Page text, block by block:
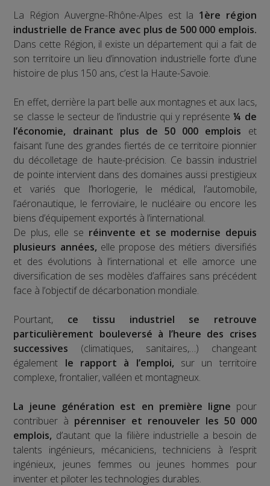
La Région Auvergne-Rhône-Alpes est la 1ère région
industrielle de France avec plus de 500 000 emplois.
Dans cette Région, il existe un département qui a fait de
son territoire un lieu d’innovation industrielle forte d’une
histoire de plus 150 ans, c’est la Haute-Savoie.
En effet, derrière la part belle aux montagnes et aux lacs,
se classe le secteur de l’industrie qui y représente¼ de
l’économie, drainant plus de 50 000 emplois et
faisant l’une des grandes fiertés de ce territoire pionnier
du décolletage de haute-précision. Ce bassin industriel
de pointe intervient dans des domaines aussi prestigieux
et variés que l’horlogerie, le médical, l’automobile,
l’aéronautique, le ferroviaire, le nucléaire ou encore les
biens d’équipement exportés à l’international.
De plus, elle se réinvente et se modernise depuis
plusieurs années, elle propose des métiers diversifiés
et des évolutions à l’international et elle amorce une
diversification de ses modèles d’affaires sans précédent
face à l’objectif de décarbonation mondiale.
Pourtant, ce tissu industriel se retrouve
particulièrement bouleversé à l’heure des crises
successives (climatiques, sanitaires,…) changeant
également le rapport à l’emploi, sur un territoire
complexe, frontalier, valléen et montagneux.
La jeune génération est en première ligne pour
contribuer à pérenniser et renouveler les 50 000
emplois, d’autant que la filière industrielle a besoin de
talents ingénieurs, mécaniciens, techniciens à l’esprit
ingénieux, jeunes femmes ou jeunes hommes pour
inventer et piloter les technologies durables.